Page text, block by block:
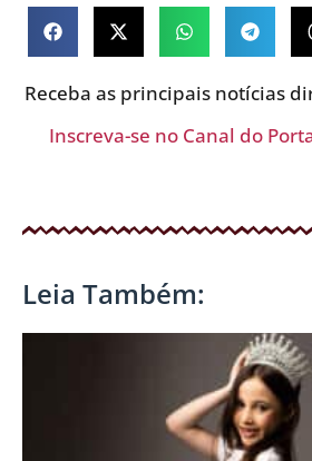
Receba as principais notícias
Inscreva-se no Canal do
Leia Também: